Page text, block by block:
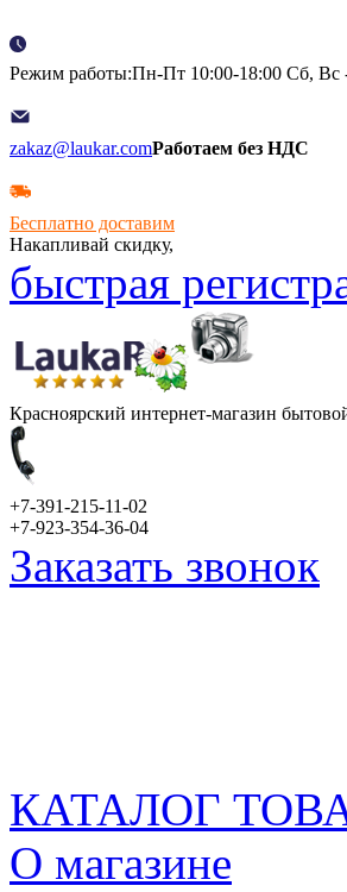
Режим работы:Пн-Пт 10:00-18:00 Сб, Вс
zakaz@laukar.comРаботаем без НДС
Бесплатно доставим
Накапливай скидку,
быстрая
Красноярский интернет-магазин
+7-391-215-11-02
+7-923-354-36-04
Заказать звонок
КАТАЛОГ
О магазине